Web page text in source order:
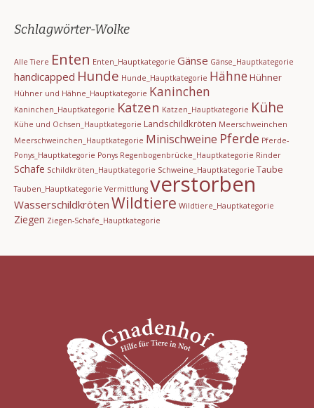
Schlagwörter-Wolke
Alle Tiere Enten Enten_Hauptkategorie Gänse Gänse_Hauptkategorie
handicapped Hunde Hunde_Hauptkategorie HähneHühner
Hühner und Hähne_Hauptkategorie Kaninchen
Kaninchen_Hauptkategorie Katzen Katzen_Hauptkategorie Kühe
Kühe und Ochsen_Hauptkategorie Landschildkröten Meerschweinchen
Meerschweinchen_Hauptkategorie Minischweine Pferde Pferde-
Ponys_Hauptkategorie Ponys Regenbogenbrücke_Hauptkategorie Rinder
Schafe Schildkröten_Hauptkategorie Schweine_Hauptkategorie Taube
Tauben_Hauptkategorie Vermittlung verstorben
Wasserschildkröten Wildtiere Wildtiere_Hauptkategorie
Ziegen Ziegen-Schafe_Hauptkategorie